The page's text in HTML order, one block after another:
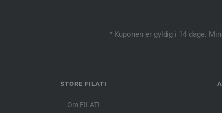
* Kuponen er gyldig i 14 dage.
STORE FILATI
Om FILATI